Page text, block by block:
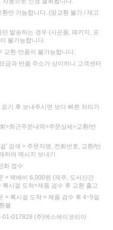
만 가능합니다. (맞교환 불가 / 재고
발송하는 경우 (사은품, 패키지, 포
불가능합니다.
교환·반품이 불가능합니다.
금과 반품 주소가 상이하니 고객센터
기 후 보내주시면 보다 빠른 처리가
>최근주문내역>주문상세>교환/반
' 검색 > 주문자명, 전화번호, 교환/반
하여 메시지 보내기
화 접수
> 택배비 6,000원 (제주, 도서산간
시걸 도착>제품 검수 후 교환 출고
> 록시걸 도착 > 제품 검수 후 4~5일
불
01-017828 (주)에스에이코리아